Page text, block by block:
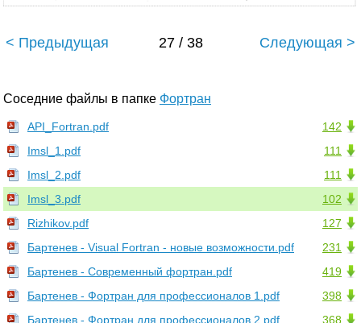
< Предыдущая 27 / 38 Следующая >
Соседние файлы в папке Фортран
142
API_Fortran.pdf
111
Imsl_1.pdf
111
Imsl_2.pdf
102
Imsl_3.pdf
127
Rizhikov.pdf
231
Бартенев - Visual Fortran - новые возможности.pdf
419
Бартенев - Современный фортран.pdf
398
Бартенев - Фортран для профессионалов 1.pdf
368
Бартенев - Фортран для профессионалов 2.pdf